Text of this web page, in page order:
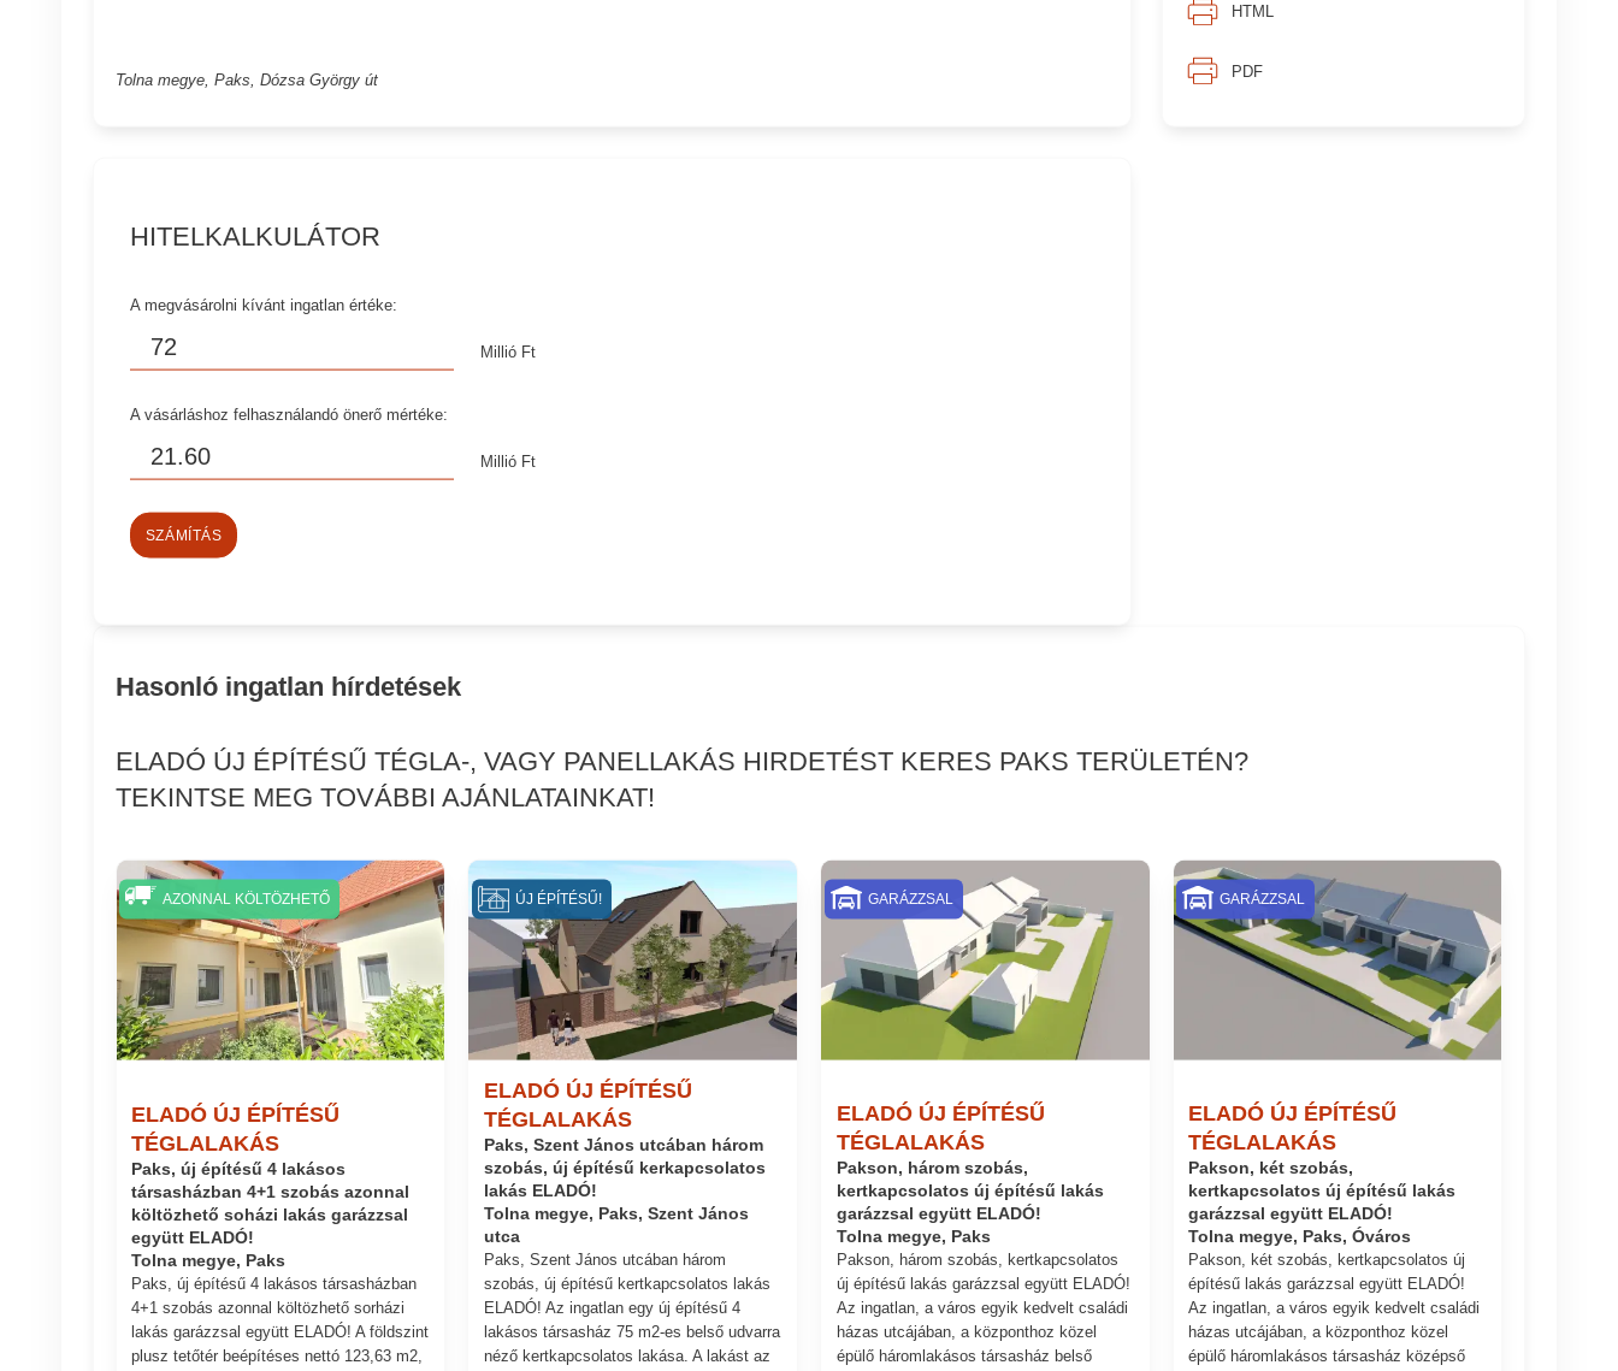
HTML
PDF
Tolna megye, Paks, Dózsa György út
HITELKALKULÁTOR
A megvásárolni kívánt ingatlan értéke:
Millió Ft
A vásárláshoz felhasználandó önerő mértéke:
Millió Ft
SZÁMÍTÁS
Hasonló ingatlan hírdetések
ELADÓ ÚJ ÉPÍTÉSŰ TÉGLA-, VAGY PANELLAKÁS HIRDETÉST KERES PAKS TERÜLETÉN?
TEKINTSE MEG TOVÁBBI AJÁNLATAINKAT!
ELADÓ ÚJ ÉPÍTÉSŰ
TÉGLALAKÁS
Paks, új építésű 4 lakásos
társasházban 4+1 szobás azonnal
költözhető soházi lakás garázzsal
együtt ELADÓ!
Tolna megye, Paks
Paks, új építésű 4 lakásos társasházban
4+1 szobás azonnal költözhető sorházi
lakás garázzsal együtt ELADÓ! A földszint
plusz tetőtér beépítéses nettó 123,63 m2,
AZONNAL KÖLTÖZHETŐ
ELADÓ ÚJ ÉPÍTÉSŰ
TÉGLALAKÁS
Paks, Szent János utcában három
szobás, új építésű kerkapcsolatos
lakás ELADÓ!
Tolna megye, Paks, Szent János
utca
Paks, Szent János utcában három
szobás, új építésű kertkapcsolatos lakás
ELADÓ! Az ingatlan egy új építésű 4
lakásos társasház 75 m2-es belső udvarra
néző kertkapcsolatos lakása. A lakást az
ÚJ ÉPÍTÉSŰ!
ELADÓ ÚJ ÉPÍTÉSŰ
TÉGLALAKÁS
Pakson, három szobás,
kertkapcsolatos új építésű lakás
garázzsal együtt ELADÓ!
Tolna megye, Paks
Pakson, három szobás, kertkapcsolatos
új építésű lakás garázzsal együtt ELADÓ!
Az ingatlan, a város egyik kedvelt családi
házas utcájában, a központhoz közel
épülő háromlakásos társasház belső
GARÁZZSAL
ELADÓ ÚJ ÉPÍTÉSŰ
TÉGLALAKÁS
Pakson, két szobás,
kertkapcsolatos új építésű lakás
garázzsal együtt ELADÓ!
Tolna megye, Paks, Óváros
Pakson, két szobás, kertkapcsolatos új
építésű lakás garázzsal együtt ELADÓ!
Az ingatlan, a város egyik kedvelt családi
házas utcájában, a központhoz közel
épülő háromlakásos társasház középső
GARÁZZSAL